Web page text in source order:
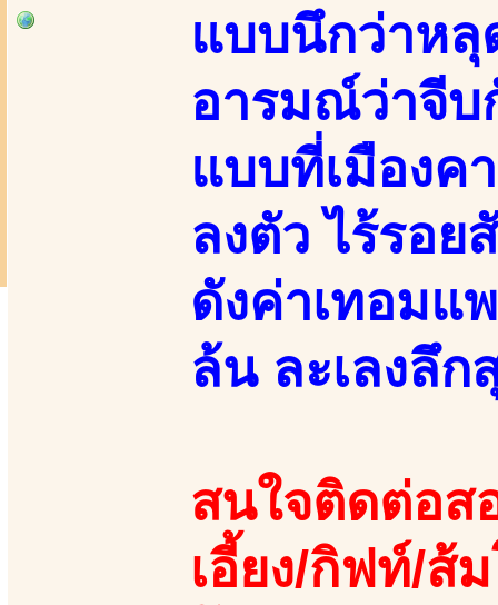
แบบนึกว่าหลุ
อารมณ์ว่าจีบ
แบบที่เมืองค
ลงตัว ไร้รอ
ดังค่าเทอมแ
ล้น ละเลงลึ
สนใจติดต่อส
เอี้ยง/กิฟท์/ส้